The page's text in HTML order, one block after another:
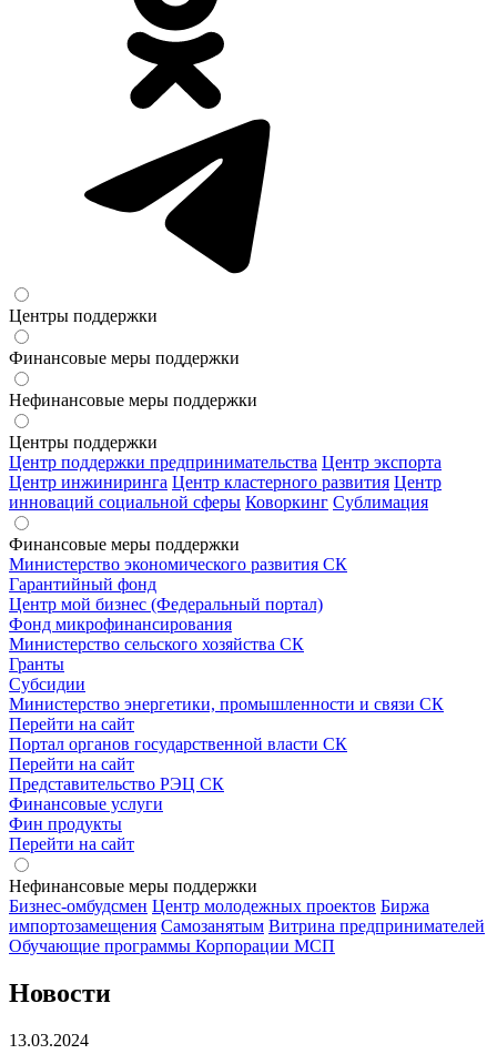
Центры поддержки
Финансовые меры поддержки
Нефинансовые меры поддержки
Центры поддержки
Центр поддержки предпринимательства Центр экспорта
Центр инжиниринга Центр кластерного развития Центр
инноваций социальной сферы Коворкинг Сублимация
Финансовые меры поддержки
Министерство экономического развития СК
Гарантийный фонд
Центр мой бизнес (Федеральный портал)
Фонд микрофинансирования
Министерство сельского хозяйства СК
Гранты
Субсидии
Министерство энергетики, промышленности и связи СК
Перейти на сайт
Портал органов государственной власти СК
Перейти на сайт
Представительство РЭЦ СК
Финансовые услуги
Фин продукты
Перейти на сайт
Нефинансовые меры поддержки
Бизнес-омбудсмен Центр молодежных проектов Биржа
импортозамещения Cамозанятым Витрина предпринимателей
Обучающие программы Корпорации МСП
Новости
13.03.2024